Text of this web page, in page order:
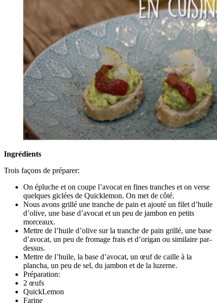
Ingrédients
Trois façons de préparer:
On épluche et on coupe l’avocat en fines tranches et on verse
quelques giclées de Quicklemon. On met de côté.
Nous avons grillé une tranche de pain et ajouté un filet d’huile
d’olive, une base d’avocat et un peu de jambon en petits
morceaux.
Mettre de l’huile d’olive sur la tranche de pain grillé, une base
d’avocat, un peu de fromage frais et d’origan ou similaire par-
dessus.
Mettre de l’huile, la base d’avocat, un œuf de caille à la
plancha, un peu de sel, du jambon et de la luzerne.
Préparation:
2 œufs
QuickLemon
Farine